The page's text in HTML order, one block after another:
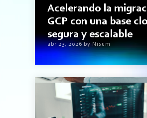
Acelerando la
GCP con una base
segura y escalable
abr 23, 2026 by Nisum